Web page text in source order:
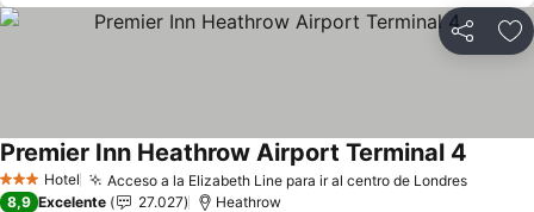
Compartir
3 Estrellas
Hotel Acceso a la Elizabeth Line para ir al centro de LondresVer
Premier Inn Heathrow Airport Terminal 4
8,9 Excelente 27.027 Heathrow